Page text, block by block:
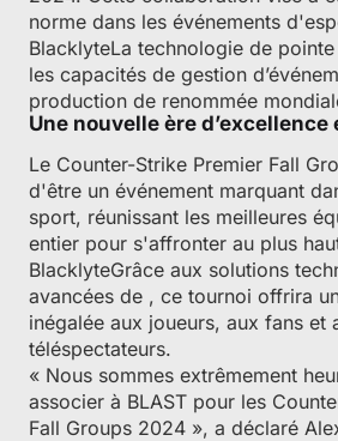
norme dans les événements
BlacklyteLa technologie de
les capacités de gestion
production de renommée
Une nouvelle ère
Le Counter-Strike Premier Fall
d'être un événement marquant
sport, réunissant les meilleures
entier pour s'affronter au plus
BlacklyteGrâce aux solutions
avancées de , ce tournoi offrira
inégalée aux joueurs, aux fans et
téléspectateurs.
« Nous sommes extrêmement
associer à BLAST pour les
Fall Groups 2024 », a déclaré